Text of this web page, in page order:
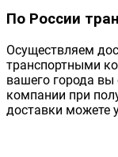
По России
Осуществляем
транспортными
вашего города вы
компании при
доставки можете